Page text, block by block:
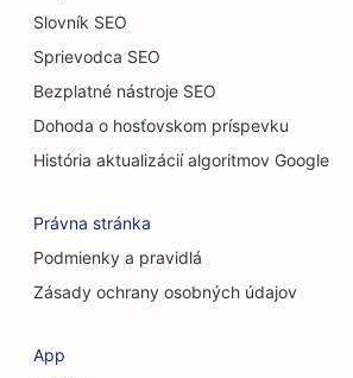
SEO pre upratovacie služby
SEO pre chiropraktikov
SEO pre služby chemického peelingu
SEO pre kraniofaciálnych chirurgov
SEO pre kaviarne
Slovník SEO
Sprievodca SEO
Bezplatné nástroje SEO
Dohoda o hosťovskom príspevku
História aktualizácií algoritmov Google
Právna stránka
Podmienky a pravidlá
Zásady ochrany osobných údajov
App